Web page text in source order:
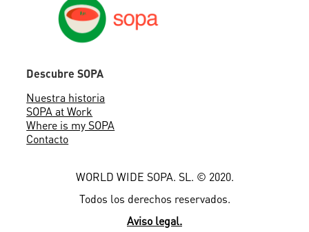
Descubre SOPA
Nuestra historia
SOPA at Work
Where is my SOPA
Contacto
WORLD WIDE SOPA. SL. © 2020.
Todos los derechos reservados.
Aviso legal.